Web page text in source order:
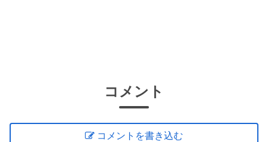
コメント
コメントを書き込む